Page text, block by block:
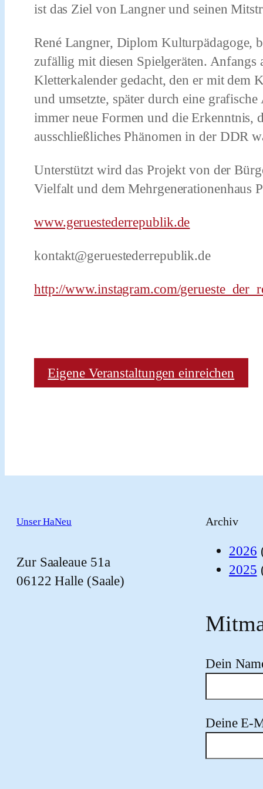
ist das Ziel von Langner und seinen
René Langner, Diplom Kulturpädagoge,
zufällig mit diesen Spielgeräten.
Kletterkalender gedacht, den er mit dem
und umsetzte, später durch eine
immer neue Formen und die Erkenntnis,
ausschließliches Phänomen in der DDR
Unterstützt wird das Projekt von der
Vielfalt und dem Mehrgenerationenhaus
www.geruestederrepublik.de
kontakt@geruestederrepublik.de
http://www.instagram.com/
Eigene Veranstaltungen einreichen
Unser HaNeu
Zur Saaleaue 51a
06122 Halle (Saale)
Archiv
2026
2025
Dein
Deine E-